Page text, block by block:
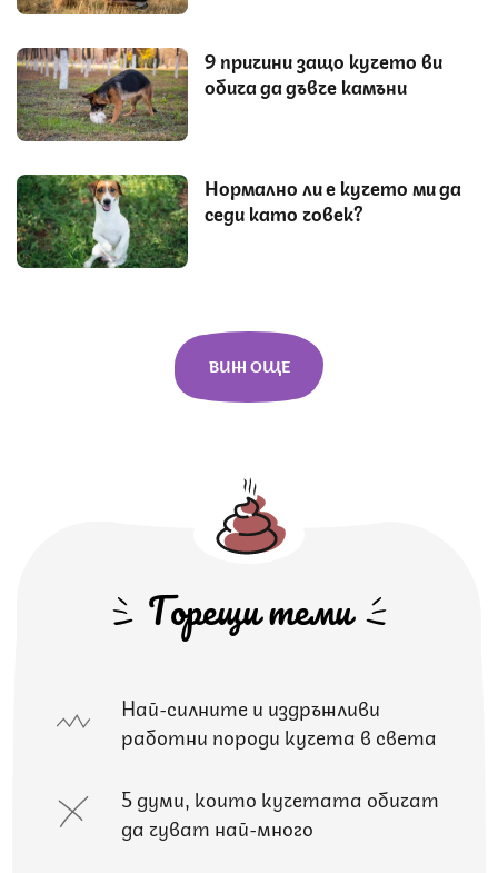
9 причини защо кучето ви
обича да дъвче камъни
Нормално ли е кучето ми да
седи като човек?
ВИЖ ОЩЕ
Горещи теми
Най-силните и издръжливи
работни породи кучета в света
5 думи, които кучетата обичат
да чуват най-много